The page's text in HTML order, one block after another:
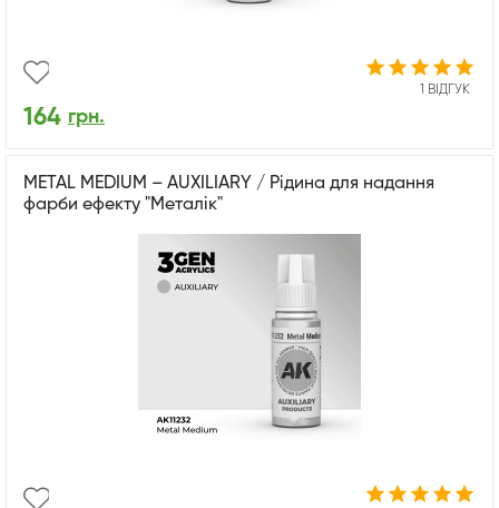
1 ВІДГУК
164 грн.
METAL MEDIUM – AUXILIARY / Рідина для надання
фарби ефекту "Металік"